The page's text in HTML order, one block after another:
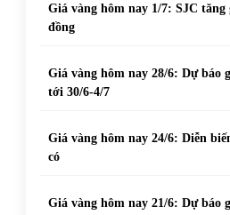
Giá vàng hôm nay 1/7: SJC tăng
đồng
Giá vàng hôm nay 28/6: Dự báo
tới 30/6-4/7
Giá vàng hôm nay 24/6: Diễn
có
Giá vàng hôm nay 21/6: Dự báo